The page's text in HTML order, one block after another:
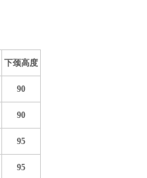
下颈高度
90
90
95
95